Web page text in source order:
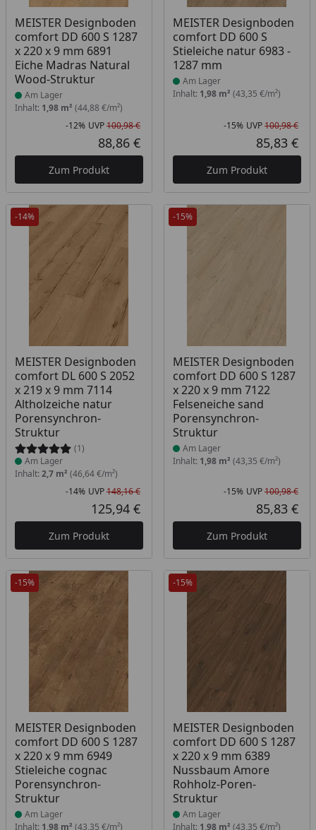
MEISTER Designboden
comfort DD 600 S 1287
x 220 x 9 mm 6891
Eiche Madras Natural
Wood-Struktur
Produkt am Lager
Am Lager
Inhalt: 1,98 m² (44,88 €/m²)
Rabatt in Prozent
-12%
Ursprünglicher Preis
UVP100,98 €
Aktueller Preis
88,86 €
Zum Produkt
MEISTER Designboden
comfort DD 600 S
Stieleiche natur 6983 -
1287 mm
Produkt am Lager
Am Lager
Inhalt: 1,98 m² (43,35 €/m²)
-15% UVP100,98 €
85,83 €
Zum Produkt
-14%
MEISTER Designboden
comfort DL 600 S 2052
x 219 x 9 mm 7114
Altholzeiche natur
Porensynchron-
Struktur
(1)
Produkt am Lager
Am Lager
Inhalt: 2,7 m² (46,64 €/m²)
Rabatt in Prozent
-14%
Ursprünglicher Preis
UVP148,16 €
Aktueller Preis
125,94 €
Zum Produkt
-15%
MEISTER Designboden
comfort DD 600 S 1287
x 220 x 9 mm 7122
Felseneiche sand
Porensynchron-
Struktur
Produkt am Lager
Am Lager
Inhalt: 1,98 m² (43,35 €/m²)
-15% UVP100,98 €
85,83 €
Zum Produkt
-15%
MEISTER Designboden
comfort DD 600 S 1287
x 220 x 9 mm 6949
Stieleiche cognac
Porensynchron-
Struktur
Produkt am Lager
Am Lager
Inhalt: 1,98 m² (43,35 €/m²)
-15%
MEISTER Designboden
comfort DD 600 S 1287
x 220 x 9 mm 6389
Nussbaum Amore
Rohholz-Poren-
Struktur
Produkt am Lager
Am Lager
Inhalt: 1,98 m² (43,35 €/m²)